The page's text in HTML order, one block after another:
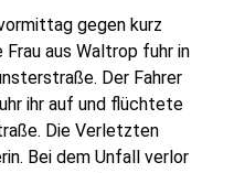
gegen kurz
Frau aus Waltrop fuhr in
Der Fahrer
ihr auf und flüchtete
Die Verletzten
Bei dem Unfall verlor